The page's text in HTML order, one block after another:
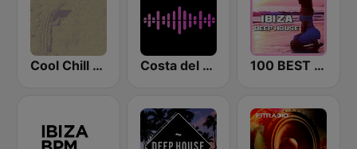
Cool Chill House Costa del Mar Deep House 100 BEST Ibiza Deep House